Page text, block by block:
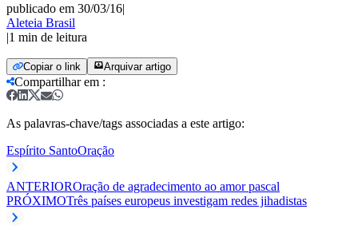
publicado em 30/03/16|
Aleteia Brasil
|1 min de leitura
Copiar o link Arquivar artigo
Compartilhar em :
As palavras-chave/tags associadas a este artigo:
Espírito SantoOração
ANTERIOROração de agradecimento ao amor pascal
PRÓXIMOTrês países europeus investigam redes jihadistas